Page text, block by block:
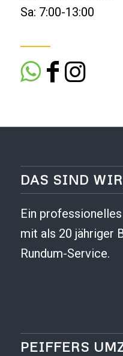
Sa: 7:00-13:00
DAS SIND WIR
Ein
mit als 20 jähriger
Rundum-Service.
PEIFFERS